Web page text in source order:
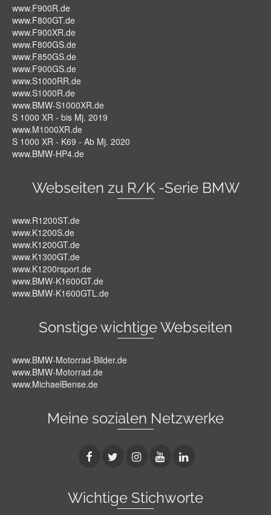
www.F900R.de
www.F800GT.de
www.F900XR.de
www.F800GS.de
www.F850GS.de
www.F900GS.de
www.S1000RR.de
www.S1000R.de
www.BMW-S1000XR.de
S 1000 XR - bis Mj. 2019
www.M1000XR.de
S 1000 XR - K69 - Ab Mj. 2020
www.BMW-HP4.de
Webseiten zu R/K -Serie BMW
www.R1200ST.de
www.K1200S.de
www.K1200GT.de
www.K1300GT.de
www.K1200rsport.de
www.BMW-K1600GT.de
www.BMW-K1600GTL.de
Sonstige wichtige Webseiten
www.BMW-Motorrad-Bilder.de
www.BMW-Motorrad.de
www.MichaelBense.de
Meine sozialen Netzwerke
Wichtige Stichworte